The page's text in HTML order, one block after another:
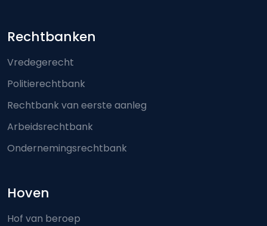
Footer-menu
Rechtbanken
Vredegerecht
Politierechtbank
Rechtbank van eerste aanleg
Arbeidsrechtbank
Ondernemingsrechtbank
Hoven
Hof van beroep